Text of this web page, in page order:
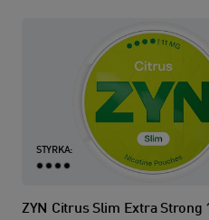
STYRKA:
ZYN Citrus Slim Extra Strong